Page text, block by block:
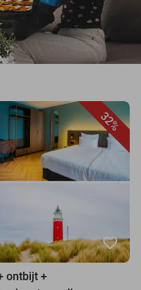
32%
favorite_border
ontbijt +